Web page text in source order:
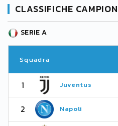
CLASSIFICHE
SERIE A
Squadra
1 Juventus
2 Napoli